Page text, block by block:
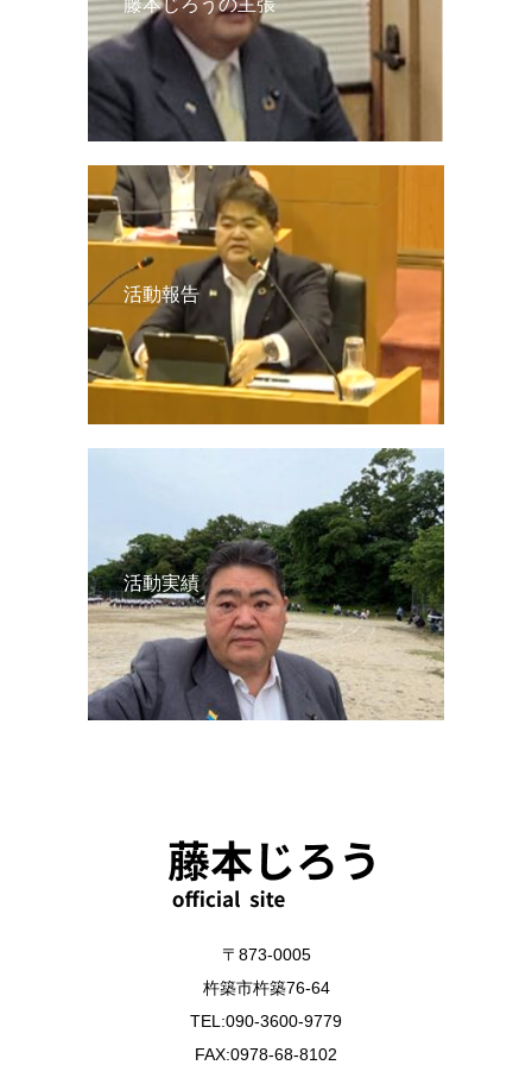
藤本じろうの主張
活動報告
活動実績
〒873-0005
杵築市杵築76-64
TEL:090-3600-9779
FAX:0978-68-8102